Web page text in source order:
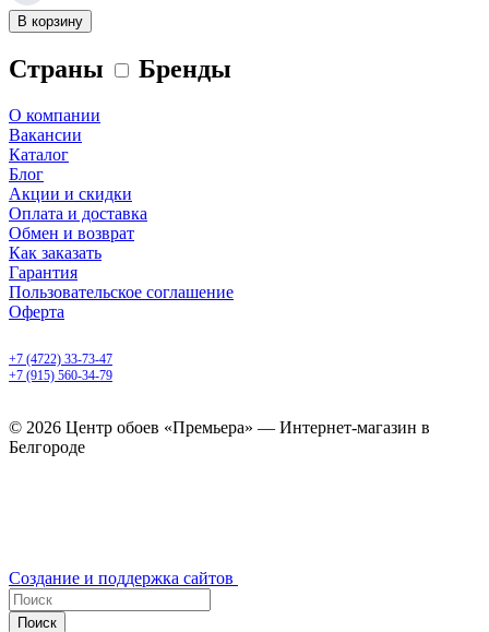
В корзину
Страны Бренды
О компании
Вакансии
Каталог
Блог
Акции и скидки
Оплата и доставка
Обмен и возврат
Как заказать
Гарантия
Пользовательское соглашение
Оферта
+7 (4722) 33-73-47
+7 (915) 560-34-79
© 2026 Центр обоев «Премьера» — Интернет-магазин в
Белгороде
Создание и поддержка сайтов
Поиск